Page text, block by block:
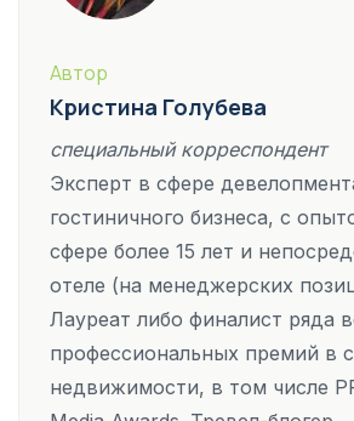
Автор
Кристина Голубева
специальный корреспондент
Эксперт в сфере
гостиничного бизнеса, с
сфере более 15 лет и
отеле (на менеджерских
Лауреат либо финалист ряда
профессиональных премий в
недвижимости, в том числе